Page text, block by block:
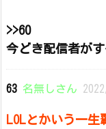
>>60
今どき配信者が
63 名無しさん
LOLとかいう一